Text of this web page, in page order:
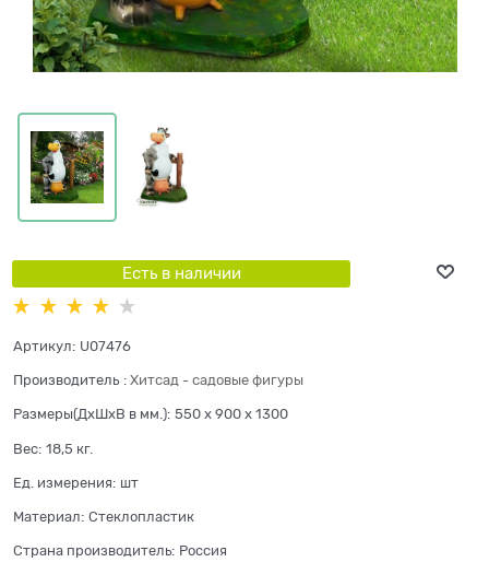
Есть в наличии
Артикул: U07476
Производитель : Хитсад - садовые фигуры
Размеры(ДхШхВ в мм.): 550 x 900 x 1300
Вес: 18,5 кг.
Ед. измерения: шт
Материал: Стеклопластик
Страна производитель: Россия